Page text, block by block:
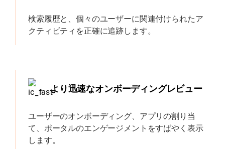
検索履歴と、個々のユーザーに関連付けられたア
クティビティを正確に追跡します。
より迅速なオンボーディングレビュー
ユーザーのオンボーディング、アプリの割り当
て、ポータルのエンゲージメントをすばやく表示
します。